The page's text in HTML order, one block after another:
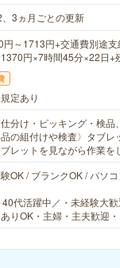
3ヵ月ごとの更新
円～1713円+交通費別途
円×7時間45分×22日+
定あり
分け・ピッキング・検品
品の組付けや検査〉タブ
レットを見ながら作業
OK / ブランクOK / パソ
代活躍中／・未経験大
りOK・主婦・主夫歓迎